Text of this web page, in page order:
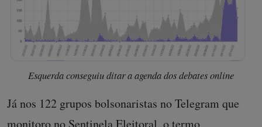
Esquerda conseguiu ditar a agenda dos debates online
Já nos 122 grupos bolsonaristas no Telegram que
monitoro no Sentinela Eleitoral, o termo